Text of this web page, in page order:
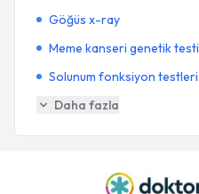
Göğüs x-ray
Meme kanseri genetik testi
Solunum fonksiyon testleri
Daha fazla